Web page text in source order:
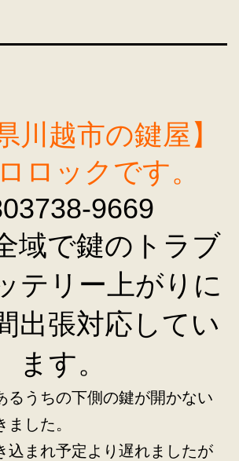
川越市の鍵屋】
ロックです。
9669
域で鍵のトラブ
テリー上がりに
出張対応してい
ます。
るうちの下側の鍵が開かない
した。
込まれ予定より遅れましたが